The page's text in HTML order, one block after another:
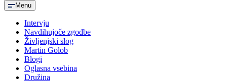
Menu
Intervju
Navdihujoče zgodbe
Življenjski slog
Martin Golob
Blogi
Oglasna vsebina
Družina